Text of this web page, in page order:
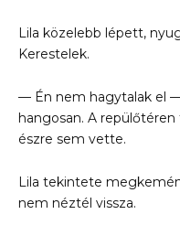
Lila közelebb lépett,
Kerestelek.
— Én nem hagytalak el
hangosan. A
észre sem vette.
Lila tekintete
nem néztél vissza.